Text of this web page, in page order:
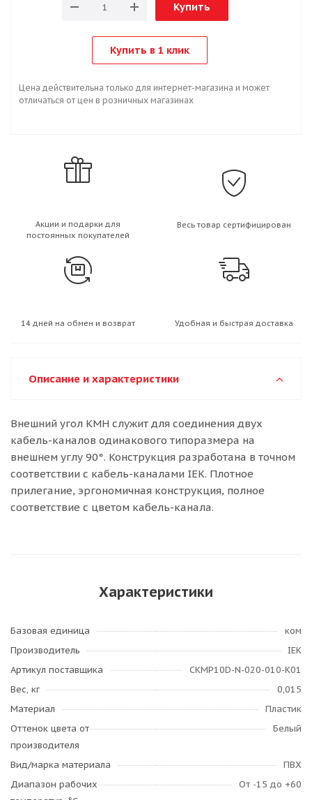
Купить
Купить в 1 клик
Цена действительна только для интернет-магазина и может
отличаться от цен в розничных магазинах
Акции и подарки для
постоянных покупателей
Весь товар сертифицирован
14 дней на обмен и возврат Удобная и быстрая доставка
Описание и характеристики
Внешний угол КМН служит для соединения двух
кабель-каналов одинакового типоразмера на
внешнем углу 90°. Конструкция разработана в точном
соответствии с кабель-каналами IEK. Плотное
прилегание, эргономичная конструкция, полное
соответствие с цветом кабель-канала.
Характеристики
Базовая единица
ком
Производитель
IEK
Артикул поставщика
CKMP10D-N-020-010-K01
Вес, кг
0,015
Материал
Пластик
Оттенок цвета от
производителя
Белый
Вид/марка материала
ПВХ
Диапазон рабочих
От -15 до +60